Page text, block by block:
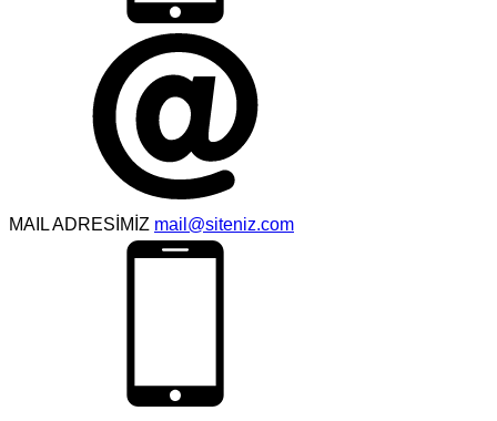
MAIL ADRESİMİZ mail@siteniz.com